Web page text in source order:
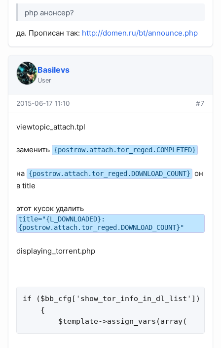
php анонсер?
да. Прописан так: http://domen.ru/bt/announce.php
Basilevs
User
2015-06-17 11:10 #7
viewtopic_attach.tpl
заменить {postrow.attach.tor_reged.COMPLETED}
на {postrow.attach.tor_reged.DOWNLOAD_COUNT} он
в title
этот кусок удалить
title="{L_DOWNLOADED}:
{postrow.attach.tor_reged.DOWNLOAD_COUNT}"
displaying_torrent.php
if ($bb_cfg['show_tor_info_in_dl_list'])
    {
        $template->assign_vars(array(